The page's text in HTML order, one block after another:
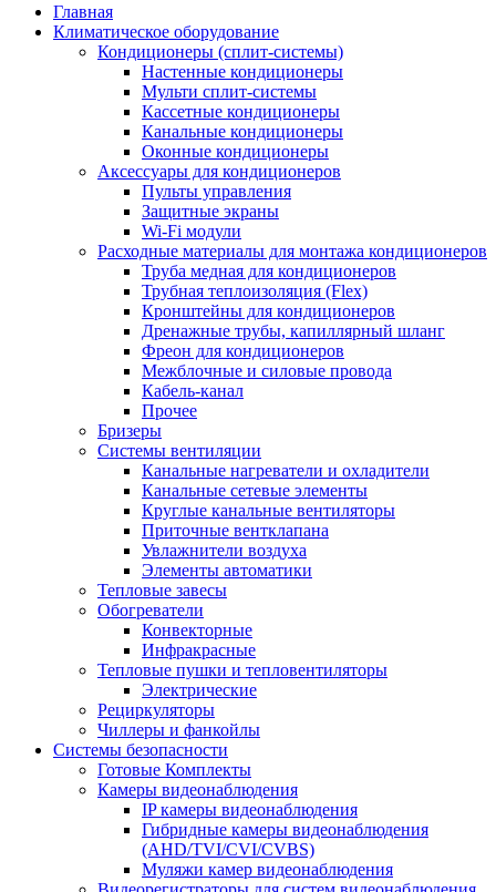
Главная
Климатическое оборудование
Кондиционеры (сплит-системы)
Настенные кондиционеры
Мульти сплит-системы
Кассетные кондиционеры
Канальные кондиционеры
Оконные кондиционеры
Аксессуары для кондиционеров
Пульты управления
Защитные экраны
Wi-Fi модули
Расходные материалы для монтажа кондиционеров
Труба медная для кондиционеров
Трубная теплоизоляция (Flex)
Кронштейны для кондиционеров
Дренажные трубы, капиллярный шланг
Фреон для кондиционеров
Межблочные и силовые провода
Кабель-канал
Прочее
Бризеры
Системы вентиляции
Канальные нагреватели и охладители
Канальные сетевые элементы
Круглые канальные вентиляторы
Приточные вентклапана
Увлажнители воздуха
Элементы автоматики
Тепловые завесы
Обогреватели
Конвекторные
Инфракрасные
Тепловые пушки и тепловентиляторы
Электрические
Рециркуляторы
Чиллеры и фанкойлы
Системы безопасности
Готовые Комплекты
Камеры видеонаблюдения
IP камеры видеонаблюдения
Гибридные камеры видеонаблюдения
(AHD/TVI/CVI/CVBS)
Муляжи камер видеонаблюдения